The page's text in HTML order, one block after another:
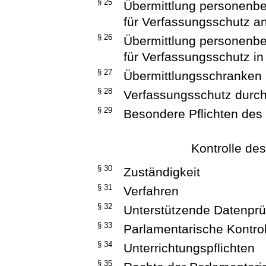
§ 25
Übermittlung
für Verfassungsschutz
§ 26
Übermittlung
für Verfassungsschutz
§ 27 Übermittlungsschranken
§ 28 Verfassungsschutz
§ 29 Besondere Pflichten
Kontrolle
§ 30 Zuständigkeit
§ 31 Verfahren
§ 32 Unterstützende
§ 33 Parlamentarische
§ 34 Unterrichtungspflichten
§ 35